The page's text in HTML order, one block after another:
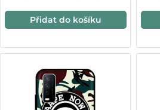
Přidat do košíku